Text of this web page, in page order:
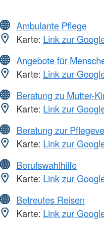
Ambulante Pflege
Karte: Link zur
Angebote für
Karte: Link zur
Beratung zu Mutter-
Karte: Link zur
Beratung zur
Karte: Link zur
Berufswahlhilfe
Karte: Link zur
Betreutes Reisen
Karte: Link zur